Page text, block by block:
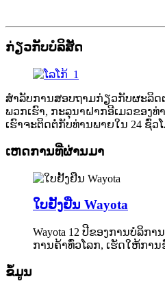
ກ່ຽວກັບບໍລິສັດ
ສຳລັບການສອບຖາມກ່ຽວກັບຜະລິດ
ພວກເຮົາ, ກະລຸນາຝາກອີເມວຂອງ
ເຮົາຈະຕິດຕໍ່ກັບທ່ານພາຍໃນ 24 ຊົ່ວໂ
ເຫດການທີ່ຜ່ານມາ
ໃບຢັ້ງຢືນ Wayota
Wayota 12 ປີຂອງການບໍລິກ
ການຄ້າທົ່ວໂລກ, ເຮັດໃຫ້ກາ
ຂໍ້ມູນ